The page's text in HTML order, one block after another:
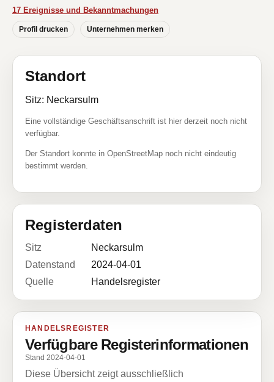
17 Ereignisse und Bekanntmachungen
Profil drucken Unternehmen merken
Standort
Sitz: Neckarsulm
Eine vollständige Geschäftsanschrift ist hier derzeit noch nicht
verfügbar.
Der Standort konnte in OpenStreetMap noch nicht eindeutig
bestimmt werden.
Registerdaten
Sitz
Neckarsulm
Datenstand
2024-04-01
Quelle
Handelsregister
HANDELSREGISTER
Verfügbare Registerinformationen
Stand 2024-04-01
Diese Übersicht zeigt ausschließlich